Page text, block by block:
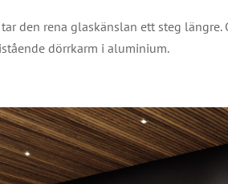
tar den rena glaskänslan ett steg
dörrkarm i aluminium.